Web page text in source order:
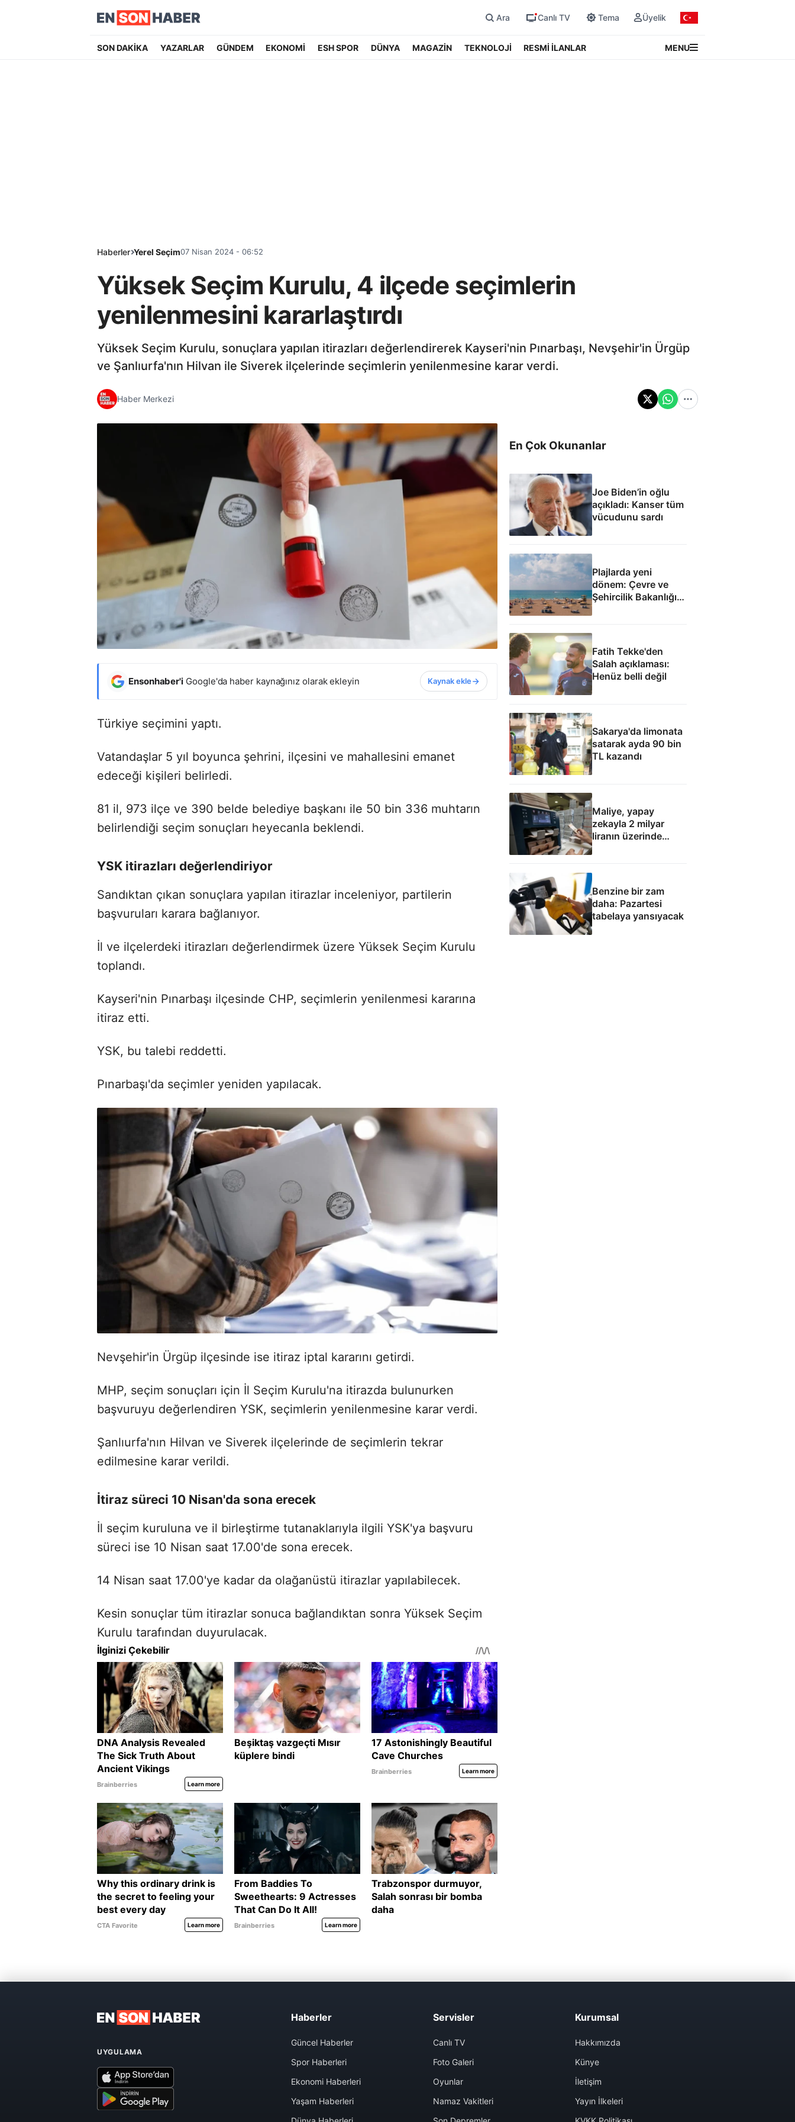
Ara Canlı TV Tema Üyelik
SON DAKİKA YAZARLAR GÜNDEM EKONOMİ ESH SPOR DÜNYA MAGAZİN TEKNOLOJİ RESMİ İLANLAR MENU
Haberler Yerel Seçim07 Nisan 2024 - 06:52
Yüksek Seçim Kurulu, 4 ilçede seçimlerin
yenilenmesini kararlaştırdı
Yüksek Seçim Kurulu, sonuçlara yapılan itirazları değerlendirerek Kayseri'nin Pınarbaşı, Nevşehir'in Ürgüp
ve Şanlıurfa'nın Hilvan ile Siverek ilçelerinde seçimlerin yenilenmesine karar verdi.
Haber Merkezi
Ensonhaber'i Google'da haber kaynağınız olarak ekleyin Kaynak ekle
Türkiye seçimini yaptı.
Vatandaşlar 5 yıl boyunca şehrini, ilçesini ve mahallesini emanet
edeceği kişileri belirledi.
81 il, 973 ilçe ve 390 belde belediye başkanı ile 50 bin 336 muhtarın
belirlendiği seçim sonuçları heyecanla beklendi.
YSK itirazları değerlendiriyor
Sandıktan çıkan sonuçlara yapılan itirazlar inceleniyor, partilerin
başvuruları karara bağlanıyor.
İl ve ilçelerdeki itirazları değerlendirmek üzere Yüksek Seçim Kurulu
toplandı.
Kayseri'nin Pınarbaşı ilçesinde CHP, seçimlerin yenilenmesi kararına
itiraz etti.
YSK, bu talebi reddetti.
Pınarbaşı'da seçimler yeniden yapılacak.
Nevşehir'in Ürgüp ilçesinde ise itiraz iptal kararını getirdi.
MHP, seçim sonuçları için İl Seçim Kurulu'na itirazda bulunurken
başvuruyu değerlendiren YSK, seçimlerin yenilenmesine karar verdi.
Şanlıurfa'nın Hilvan ve Siverek ilçelerinde de seçimlerin tekrar
edilmesine karar verildi.
İtiraz süreci 10 Nisan'da sona erecek
İl seçim kuruluna ve il birleştirme tutanaklarıyla ilgili YSK'ya başvuru
süreci ise 10 Nisan saat 17.00'de sona erecek.
14 Nisan saat 17.00'ye kadar da olağanüstü itirazlar yapılabilecek.
Kesin sonuçlar tüm itirazlar sonuca bağlandıktan sonra Yüksek Seçim
Kurulu tarafından duyurulacak.
En Çok Okunanlar
Joe Biden’in oğlu
açıkladı: Kanser tüm
vücudunu sardı
Plajlarda yeni
dönem: Çevre ve
Şehircilik Bakanlığı
yetkilendirildi
Fatih Tekke'den
Salah açıklaması:
Henüz belli değil
Sakarya'da limonata
satarak ayda 90 bin
TL kazandı
Maliye, yapay
zekayla 2 milyar
liranın üzerinde
hatalı kamu
Benzine bir zam
daha: Pazartesi
tabelaya yansıyacak
UYGULAMA
Haberler
Güncel Haberler
Spor Haberleri
Ekonomi Haberleri
Yaşam Haberleri
Servisler
Canlı TV
Foto Galeri
Oyunlar
Namaz Vakitleri
Kurumsal
Hakkımızda
Künye
İletişim
Yayın İlkeleri